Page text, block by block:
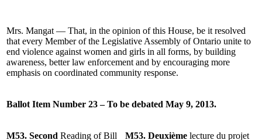
Mrs. Mangat — That, in the opinion of this House, be it resolved
that every Member of the Legislative Assembly of Ontario unite to
end violence against women and girls in all forms, by building
awareness, better law enforcement and by encouraging more
emphasis on coordinated community response.
Ballot Item Number 23 – To be debated May 9, 2013.
M53. Second Reading of Bill M53. Deuxième lecture du projet